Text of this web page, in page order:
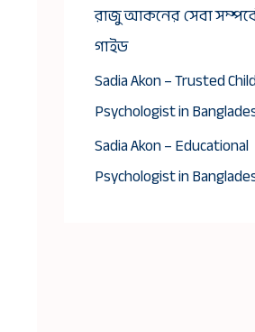
রাজু আকনের সেবা
গাইড
Sadia Akon – Trusted
Psychologist in
Sadia Akon – Educational
Psychologist in